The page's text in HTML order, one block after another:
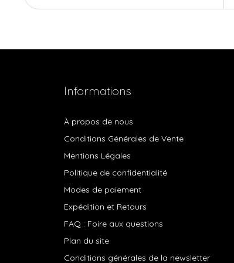
Informations
À propos de nous
Conditions Générales de Vente
Mentions Légales
Politique de confidentialité
Modes de paiement
Expédition et Retours
FAQ : Foire aux questions
Plan du site
Conditions générales de la newsletter